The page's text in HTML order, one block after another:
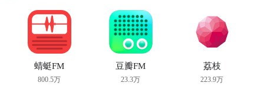
蜻蜓FM
800.5万
豆瓣FM
23.3万
荔枝
223.9万